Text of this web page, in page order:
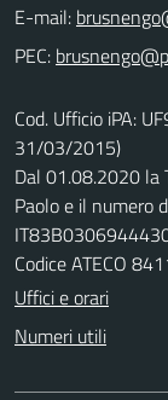
E-mail:
PEC:
Cod. Ufficio iPA:
31/03/2015)
Dal 01.08.2020 la
Paolo e il numero
Codice ATECO
Uffici e orari
Numeri utili